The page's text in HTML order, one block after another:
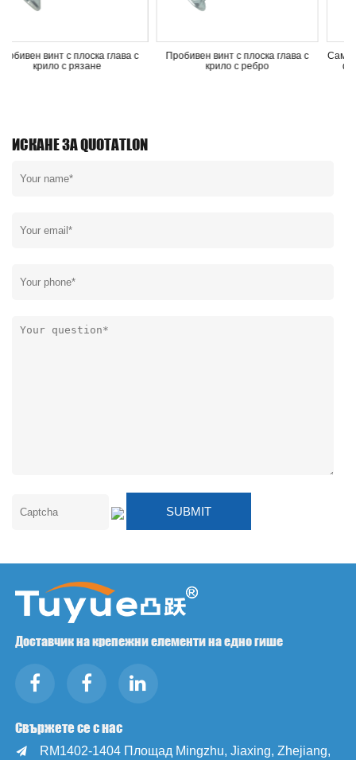
с
Пробивен винт с плоска глава с
крило с ребро
Самопробивен винт с
фланец, връх на лъжицата с
ИСКАНЕ ЗА QUOTATLON
Доставчик на крепежни елементи на едно гише
Свържете се с нас
 RM1402-1404 Площад Mingzhu, Jiaxing, Zhejiang,